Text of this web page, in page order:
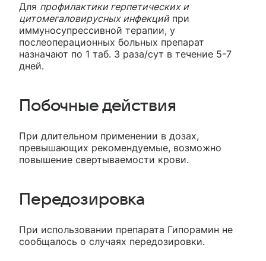
Для профилактики герпетических и
цитомегаловирусных инфекцийпри
иммуносупрессивной терапии, у
послеоперационных больных препарат
назначают по 1 таб. 3 раза/сут в течение 5-7
дней.
Побочные действия
При длительном применении в дозах,
превышающих рекомендуемые, возможно
повышение свертываемости крови.
Передозировка
При использовании препарата Гипорамин не
сообщалось о случаях передозировки.